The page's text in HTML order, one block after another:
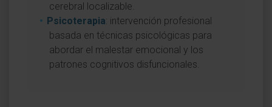
cerebral localizable.
Psicoterapia: intervención profesional
basada en técnicas psicológicas para
abordar el malestar emocional y los
patrones cognitivos disfuncionales.